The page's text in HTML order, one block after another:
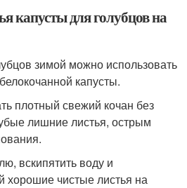
капусты для голубцов на
зимой можно использовать
капусты.
плотный свежий кочан без
лишние листья, острым
вскипятить воду и
хорошие чистые листья на